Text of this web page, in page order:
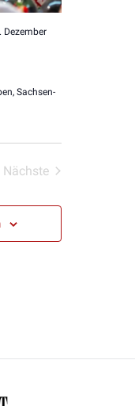
Dezember
Sachsen-
Nächste